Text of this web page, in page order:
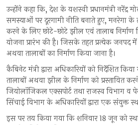
उन्होंने कहा कि, देश के यशस्वी प्रधानमंत्री नरेंद्र
समस्याओं पर दूरगामी नीति बनाते हुए, मनरेगा के
करने के लिए छोटे-छोटे झील एवं तालाब
योजना प्रारंभ की है। जिसके तहत प्रत्येक जनपद
अथवा तालाबों का निर्माण किया जाना है।
कैबिनेट मंत्री द्वारा अधिकारियों को निर्देशित
तालाबों अथवा झील के निर्माण को प्रस्तावित
जियोलॉजिकल एक्सपोर्ट तथा राजस्व विभाग व
सिंचाई विभाग के अधिकारियों द्वारा एक संयुक्त
इस पर तय किया गया कि शनिवार 18 जून को